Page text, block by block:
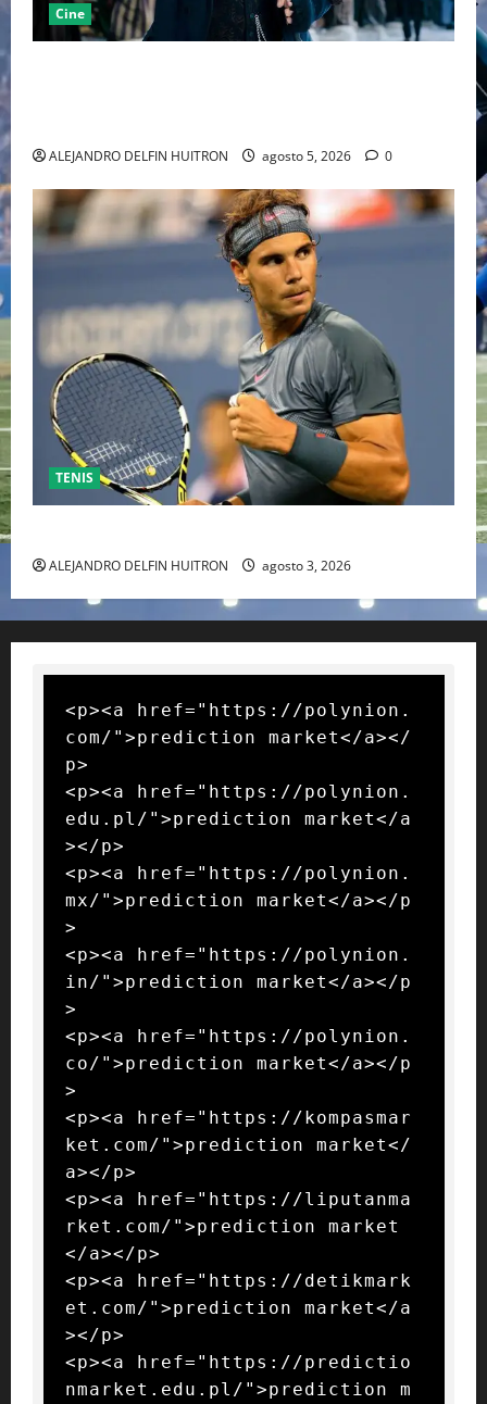
Cine
ALEJANDRO DELFIN HUITRON agosto 5, 2026 0
TENIS
ALEJANDRO DELFIN HUITRON agosto 3, 2026
<p><a href="https://polynion.
com/">prediction market</a></
p>
<p><a href="https://polynion.
edu.pl/">prediction market</a
></p>
<p><a href="https://polynion.
mx/">prediction market</a></p
>
<p><a href="https://polynion.
in/">prediction market</a></p
>
<p><a href="https://polynion.
co/">prediction market</a></p
>
<p><a href="https://kompasmar
ket.com/">prediction market</
a></p>
<p><a href="https://liputanma
rket.com/">prediction market
</a></p>
<p><a href="https://detikmark
et.com/">prediction market</a
></p>
<p><a href="https://predictio
nmarket.edu.pl/">prediction m